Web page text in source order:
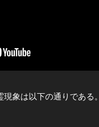
象は以下の通りである。